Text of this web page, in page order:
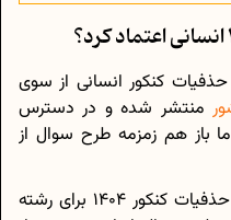
کنکور انسانی از سوی
منتشر شده و در دسترس
باز هم زمزمه طرح سوال از
این سازمان در زمان انتشار لیست حذفیات کنکور 1404 برای رشته